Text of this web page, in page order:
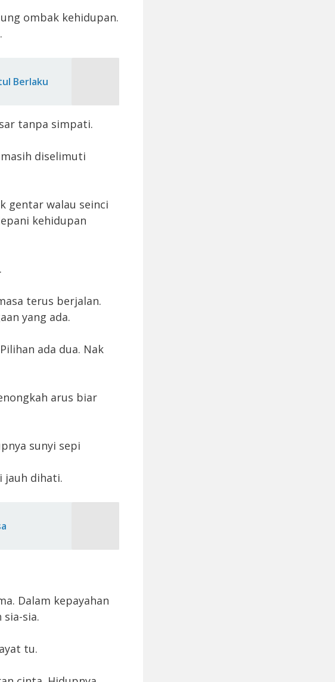
ombak kehidupan.
Berlaku
tanpa simpati.
diselimuti
gentar walau seinci
kehidupan
terus berjalan.
yang ada.
ada dua. Nak
arus biar
sunyi sepi
jauh dihati.
Dalam kepayahan
sia.
tu.